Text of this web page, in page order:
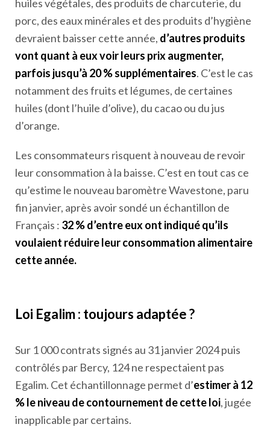
huiles végétales, des produits de charcuterie, du
porc, des eaux minérales et des produits d’hygiène
devraient baisser cette année, d’autres produits
vont quant à eux voir leurs prix augmenter,
parfois jusqu’à 20 % supplémentaires. C’est le cas
notamment des fruits et légumes, de certaines
huiles (dont l’huile d’olive), du cacao ou du jus
d’orange.
Les consommateurs risquent à nouveau de revoir
leur consommation à la baisse. C’est en tout cas ce
qu’estime le nouveau baromètre Wavestone, paru
fin janvier, après avoir sondé un échantillon de
Français : 32 % d’entre eux ont indiqué qu’ils
voulaient réduire leur consommation alimentaire
cette année.
Loi Egalim : toujours adaptée ?
Sur 1 000 contrats signés au 31 janvier 2024 puis
contrôlés par Bercy, 124 ne respectaient pas
Egalim. Cet échantillonnage permet d’estimer à 12
% le niveau de contournement de cette loi, jugée
inapplicable par certains.